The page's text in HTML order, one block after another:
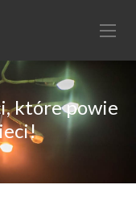
które powie